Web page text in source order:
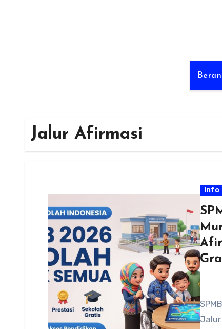
Jalur Afirmasi
Info
Jalur